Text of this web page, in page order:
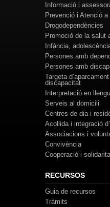
Informació i
Prevenció i Atenció
Drogodependències
Promoció de la salut
Infància,
Persones amb
Persones amb
Targeta
discapacitat
Interpretació en
Serveis al domicili
Centres de dia i
Acollida i integració
Associacions i
Convivència
Cooperació i
RECURSOS
Guia de recursos
Tràmits